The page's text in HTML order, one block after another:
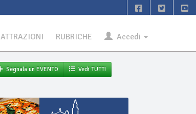
ATTRAZIONI RUBRICHE Accedi
Segnala un EVENTO Vedi TUTTI